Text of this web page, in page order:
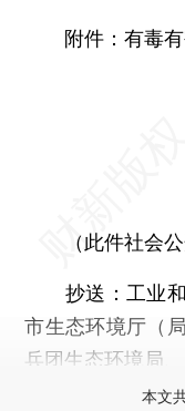
附件：有毒有
（此件社会公
抄送：工业和
市生态环境厅（
兵团生态环境局
本文